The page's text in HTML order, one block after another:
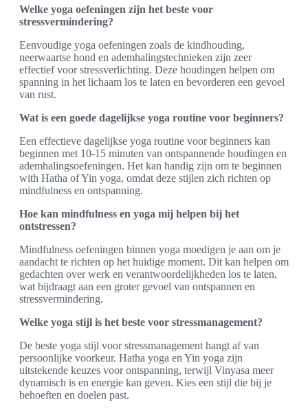
Welke yoga oefeningen zijn het beste voor
stressvermindering?
Eenvoudige yoga oefeningen zoals de kindhouding,
neerwaartse hond en ademhalingstechnieken zijn zeer
effectief voor stressverlichting. Deze houdingen helpen om
spanning in het lichaam los te laten en bevorderen een gevoel
van rust.
Wat is een goede dagelijkse yoga routine voor beginners?
Een effectieve dagelijkse yoga routine voor beginners kan
beginnen met 10-15 minuten van ontspannende houdingen en
ademhalingsoefeningen. Het kan handig zijn om te beginnen
with Hatha of Yin yoga, omdat deze stijlen zich richten op
mindfulness en ontspanning.
Hoe kan mindfulness en yoga mij helpen bij het
ontstressen?
Mindfulness oefeningen binnen yoga moedigen je aan om je
aandacht te richten op het huidige moment. Dit kan helpen om
gedachten over werk en verantwoordelijkheden los te laten,
wat bijdraagt aan een groter gevoel van ontspannen en
stressvermindering.
Welke yoga stijl is het beste voor stressmanagement?
De beste yoga stijl voor stressmanagement hangt af van
persoonlijke voorkeur. Hatha yoga en Yin yoga zijn
uitstekende keuzes voor ontspanning, terwijl Vinyasa meer
dynamisch is en energie kan geven. Kies een stijl die bij je
behoeften en doelen past.